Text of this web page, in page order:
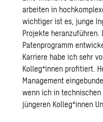
arbeiten in
wichtiger ist es, junge
Projekte
Patenprogramm
Karriere habe ich sehr
Kolleg*innen profitiert.
Management
wenn ich in
jüngeren Kolleg*innen